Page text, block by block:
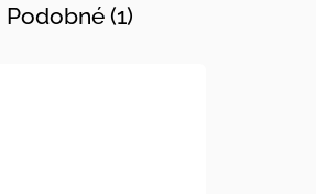
Podobné (1)